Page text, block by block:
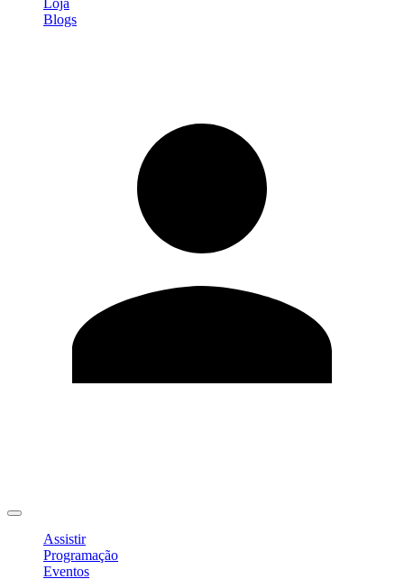
Loja
Blogs
Assistir
Programação
Eventos